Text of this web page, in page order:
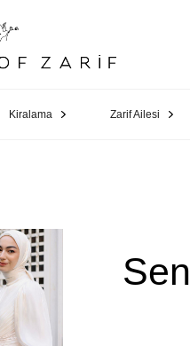
Kiralama Zarif Ailesi